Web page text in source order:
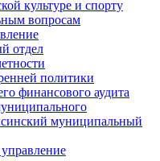
культуре и спорту
вопросам
отдел
политики
финансового аудита
муниципальный